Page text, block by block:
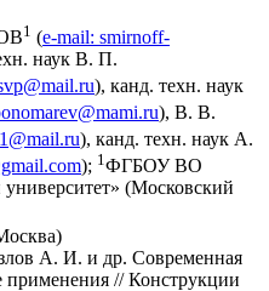
1 (е-mail: smirnoff-
наук В. П.
), канд. техн. наук
), В. В.
), канд. техн. наук А.
); 1 ФГБОУ ВО
(Московский
А. И. и др. Современная
применения // Конструкции